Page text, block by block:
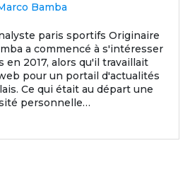
Bamba
paris sportifs Originaire
a commencé à s'intéresser
en 2017, alors qu'il travaillait
pour un portail d'actualités
Ce qui était au départ une
personnelle…